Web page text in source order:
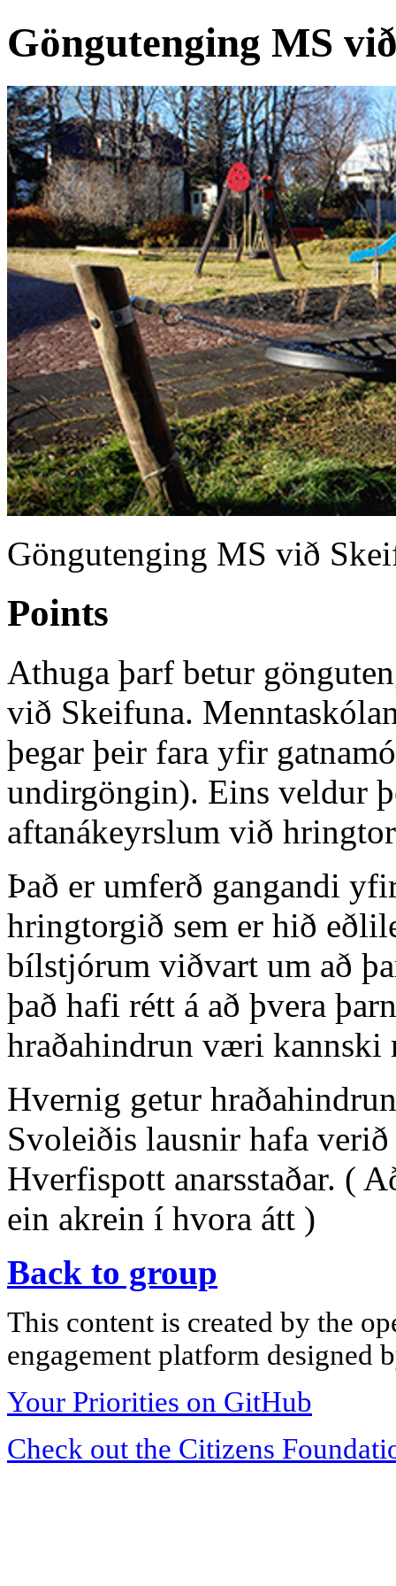
Göngutenging MS
Göngutenging MS við
Points
Athuga þarf betur
við Skeifuna.
þegar þeir fara yfir
undirgöngin). Eins veldur
aftanákeyrslum við
Það er umferð gangandi
hringtorgið sem er hið
bílstjórum viðvart um að
það hafi rétt á að þvera
hraðahindrun væri kannski
Hvernig getur
Svoleiðis lausnir hafa
Hverfispott anarsstaðar. (
ein akrein í hvora átt )
Back to group
This content is created by the
engagement platform designed
Your Priorities on GitHub
Check out the Citizens